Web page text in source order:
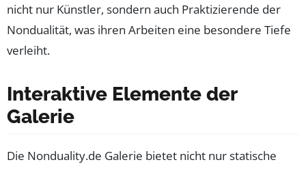
nicht nur Künstler, sondern auch Praktizierende der
Nondualität, was ihren Arbeiten eine besondere Tiefe
verleiht.
Interaktive Elemente der
Galerie
Die Nonduality.de Galerie bietet nicht nur statische